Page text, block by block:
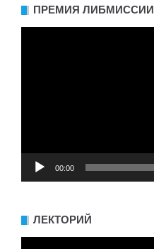
ПРЕМИЯ ЛИБМИССИИ
00:00
ЛЕКТОРИЙ